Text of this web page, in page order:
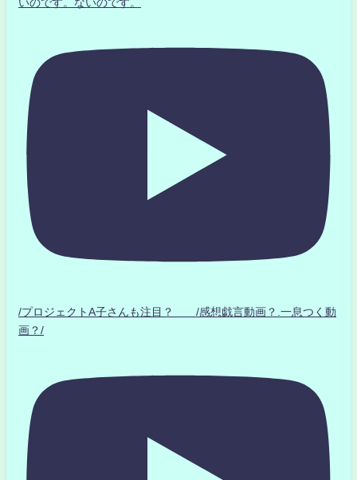
いのです。ないのです。
/プロジェクトA子さんも注目？ /感想戯言動画？.一息つく動
画？/